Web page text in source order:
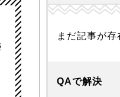
まだ記事が存
QAで解決